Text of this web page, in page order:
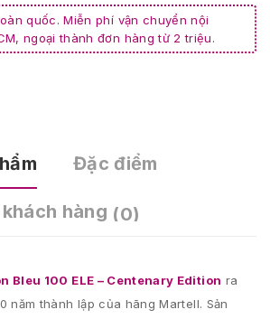
quốc. Miễn phí vận chuyển nội
ngoại thành đơn hàng từ 2 triệu.
Đặc điểm
hàng (0)
Bleu 100 ELE – Centenary Edition ra
năm thành lập của hãng Martell. Sản